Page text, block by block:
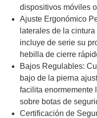
dispositivos móviles
Ajuste Ergonómico
laterales de la
incluye de serie su
hebilla de cierre
Bajos Regulables:
bajo de la pierna
facilita enormemente
sobre botas de
Certificación de